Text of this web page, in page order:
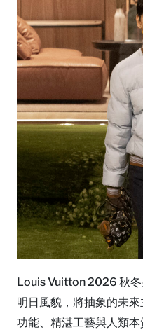
Louis Vuitton 2026 秋
明日風貌，將抽象的未
功能、精湛工藝與人類